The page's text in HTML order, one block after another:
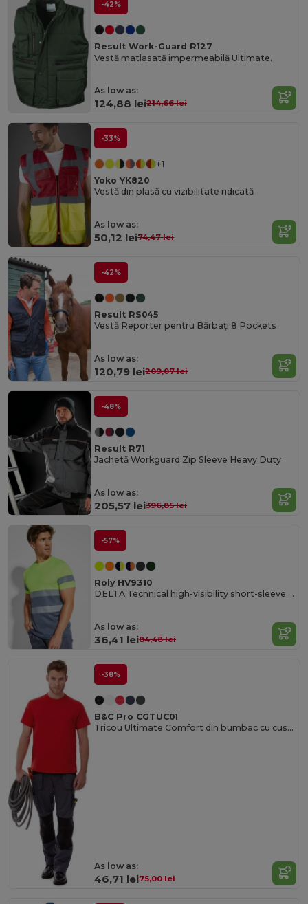
-42%
Result Work-Guard R127
Vestă matlasată impermeabilă Ultimate.
As low as:
124,88 lei214,66 lei
-33%
+1
Yoko YK820
Vestă din plasă cu vizibilitate ridicată
As low as:
50,12 lei74,47 lei
-42%
Result RS045
Vestă Reporter pentru Bărbați 8 Pockets
As low as:
120,79 lei209,07 lei
-48%
Result R71
Jachetă Workguard Zip Sleeve Heavy Duty
As low as:
205,57 lei396,85 lei
-57%
Roly HV9310
DELTA Technical high-visibility short-sleeve t-shirt
As low as:
36,41 lei84,48 lei
-38%
B&C Pro CGTUC01
Tricou Ultimate Comfort din bumbac cu cusături întărite
As low as:
46,71 lei75,00 lei